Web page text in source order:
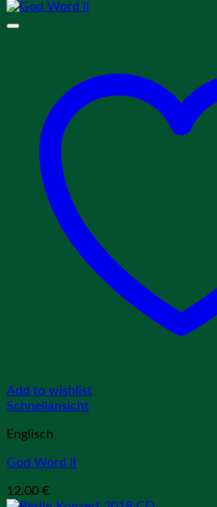
Add to wishlist
Schnellansicht
Englisch
God Word II
12,00 €